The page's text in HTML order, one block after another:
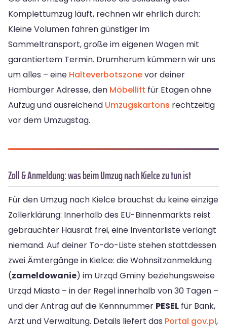
Komplettumzug läuft, rechnen wir ehrlich durch:
Kleine Volumen fahren günstiger im
Sammeltransport, große im eigenen Wagen mit
garantiertem Termin. Drumherum kümmern wir uns
um alles – eine Halteverbotszonevor deiner
Hamburger Adresse, den Möbellift für Etagen ohne
Aufzug und ausreichend Umzugskartons rechtzeitig
vor dem Umzugstag.
Zoll & Anmeldung: was beim Umzug nach Kielce zu tun ist
Für den Umzug nach Kielce brauchst du keine einzige
Zollerklärung: Innerhalb des EU-Binnenmarkts reist
gebrauchter Hausrat frei, eine Inventarliste verlangt
niemand. Auf deiner To-do-Liste stehen stattdessen
zwei Ämtergänge in Kielce: die Wohnsitzanmeldung
(zameldowanie) im Urząd Gminy beziehungsweise
Urząd Miasta – in der Regel innerhalb von 30 Tagen –
und der Antrag auf die Kennnummer PESEL für Bank,
Arzt und Verwaltung. Details liefert das Portal gov.pl,